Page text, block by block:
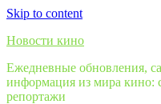
Skip to content
Новости кино
Ежедневные обновления,
информация из мира кино:
репортажи